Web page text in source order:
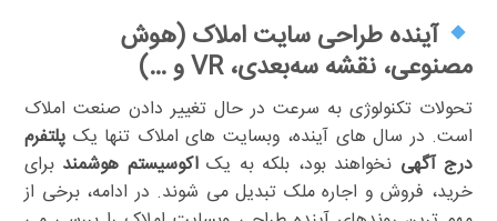
آینده طراحی سایت املاک (هوش
مصنوعی، نقشه سه‌بعدی، VR و …)
تحولات تکنولوژی به سرعت در حال تغییر دادن صنعت املاک
است. در سال های آینده، وبسایت های املاک تنها یک پلتفرم
درج آگهی نخواهند بود، بلکه به یکاکوسیستم هوشمند برای
خرید، فروش و اجاره ملک تبدیل می شوند. در ادامه، برخی از